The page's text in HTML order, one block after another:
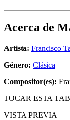
Acerca de
Artista: Francisco
Género: Clásica
Compositor(es):
TOCAR ESTA
VISTA PREVIA